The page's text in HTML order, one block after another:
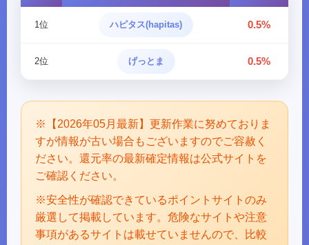
1位 ハピタス(hapitas) 0.5%
2位 げっとま 0.5%
※【2026年05月最新】更新作業に努めておりま
すが情報が古い場合もございますのでご容赦く
ださい。還元率の最新確定情報は公式サイトを
ご確認ください。
※安全性が確認できているポイントサイトのみ
厳選して掲載しています。危険なサイトや注意
事項があるサイトは載せていませんので、比較